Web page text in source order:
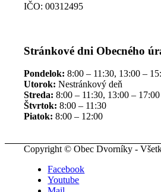
IČO: 00312495
Stránkové dni Obecného
Pondelok: 8:00 – 11:30, 13:00 –
Utorok: Nestránkový deň
Streda: 8:00 – 11:30, 13:00 – 17:00
Štvrtok: 8:00 – 11:30
Piatok: 8:00 – 12:00
Copyright © Obec Dvorníky -
Facebook
Youtube